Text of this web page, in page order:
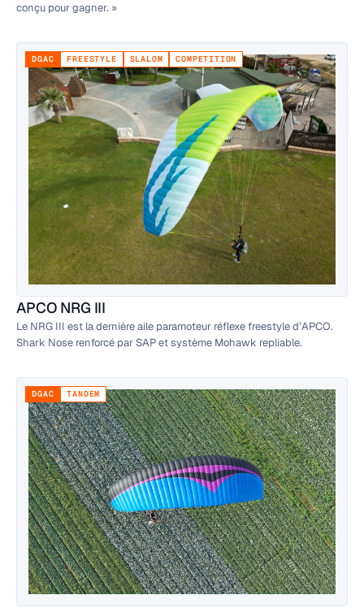
conçu pour gagner. »
DGAC FREESTYLE SLALOM COMPETITION
APCO NRG III
Le NRG III est la dernière aile paramoteur réflexe freestyle d’APCO.
Shark Nose renforcé par SAP et système Mohawk repliable.
DGAC TANDEM